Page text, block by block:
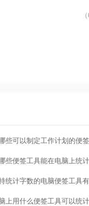
些可以制定工作计划的便
些便签工具能在电脑上统
统计字数的电脑便签工具
上用什么便签工具可以统